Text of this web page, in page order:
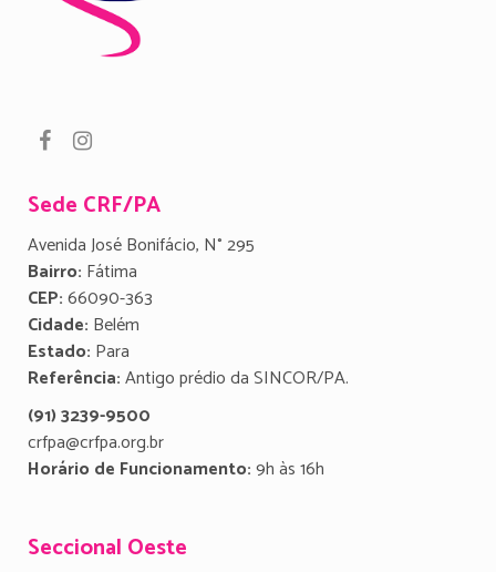
Sede CRF/PA
Avenida José Bonifácio, N° 295
Bairro: Fátima
CEP:66090-363
Cidade: Belém
Estado: Para
Referência:Antigo prédio da SINCOR/PA.
(91) 3239-9500
crfpa@crfpa.org.br
Horário de Funcionamento:9h às 16h
Seccional Oeste